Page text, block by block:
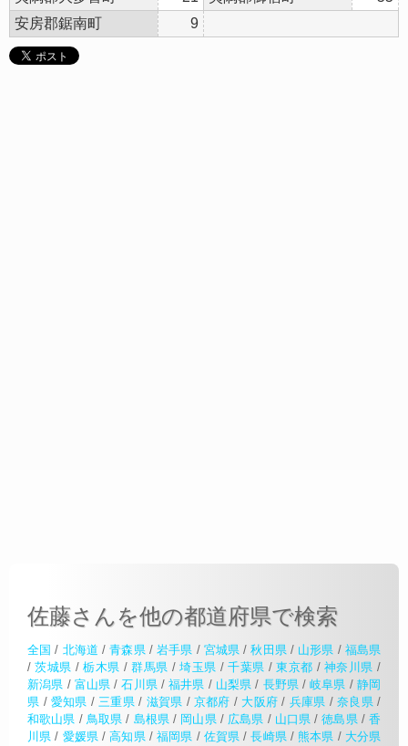
安房郡鋸南町
9
佐藤さんを他の都道府県で検索
全国 / 北海道 /青森県/ 岩手県 / 宮城県 /秋田県/ 山形県 / 福島県
/茨城県 /栃木県 /群馬県 /埼玉県 /千葉県 /東京都 /神奈川県 /
新潟県 / 富山県 /石川県/福井県 / 山梨県 / 長野県/岐阜県 / 静岡
県 / 愛知県 /三重県 / 滋賀県 / 京都府 / 大阪府 / 兵庫県 / 奈良県/
和歌山県 / 鳥取県 / 島根県/ 岡山県/ 広島県 / 山口県 /徳島県/香
川県 / 愛媛県/高知県/ 福岡県 / 佐賀県 /長崎県/熊本県 / 大分県